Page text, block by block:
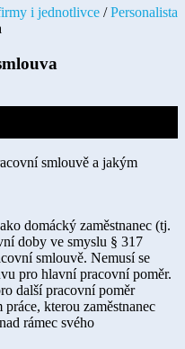
i jednotlivce /Personalista
smlouvě a jakým
domácký zaměstnanec (tj.
doby ve smyslu § 317
smlouvě. Nemusí se
pro hlavní pracovní poměr.
další pracovní poměr
kterou zaměstnanec
rámec svého